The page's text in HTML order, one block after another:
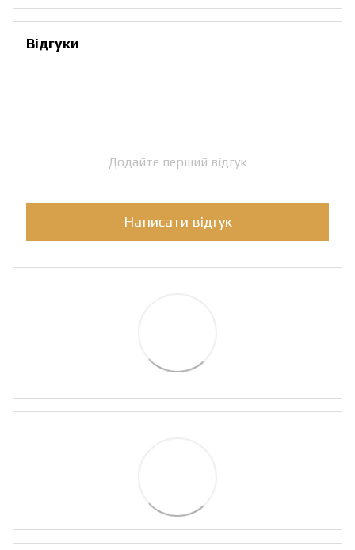
Відгуки
Додайте перший відгук
Написати відгук